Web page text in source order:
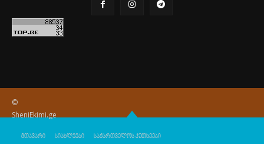
©
SheniEkimi.ge
მთავარი სიახლეები საქართველოს კუთხეები